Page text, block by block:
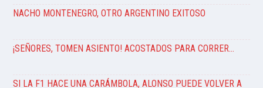
NACHO MONTENEGRO, OTRO ARGENTINO EXITOSO
¡SEÑORES, TOMEN ASIENTO! ACOSTADOS PARA CORRER…
SI LA F1 HACE UNA CARÁMBOLA, ALONSO PUEDE VOLVER A